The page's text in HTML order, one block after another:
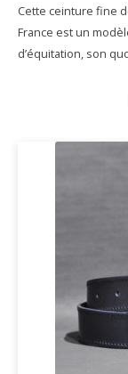
Cette ceinture fine
France est un
d’équitation, son